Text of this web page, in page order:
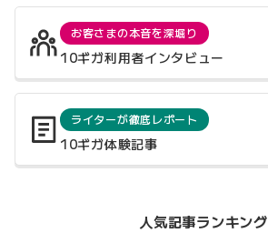
お客さまの本音を深堀り
10ギガ利用者インタビュー
ライターが徹底レポート
10ギガ体験記事
人気記事ランキング